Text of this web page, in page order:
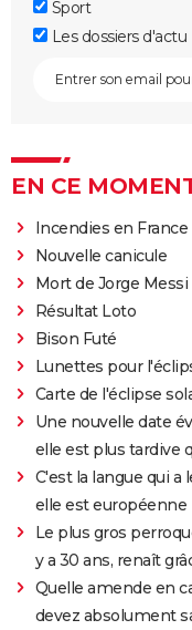
Sport
Les dossiers d'actu
EN CE
Incendies en France
Nouvelle canicule
Mort de Jorge Messi
Résultat Loto
Bison Futé
Lunettes pour
Carte de l'éclipse
Une nouvelle date
elle est plus tardive
C'est la langue qui a
elle est européenne
Le plus gros
y a 30 ans, renaît
Quelle amende en
devez absolument